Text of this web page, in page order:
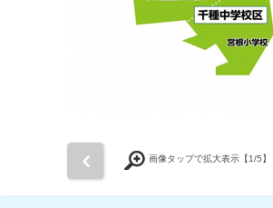
画像タップで拡大表示【1/5】